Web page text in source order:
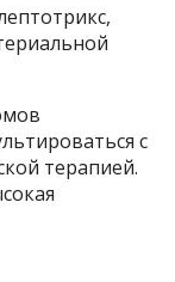
с
терапией.